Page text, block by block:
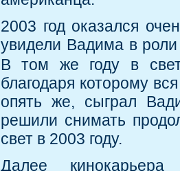
2003 год оказался
увидели Вадима в
В том же году в
благодаря которому
опять же, сыграл
решили снимать
свет в 2003 году.
Далее